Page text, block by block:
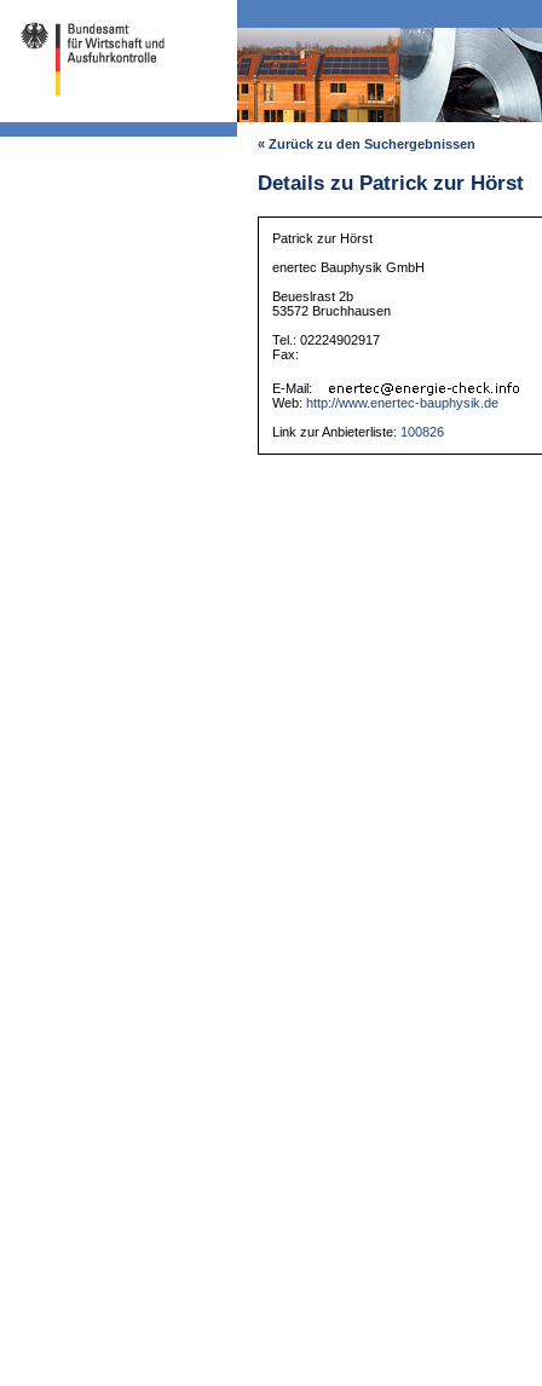
« Zurück zu den Suchergebnissen
Details zu Patrick zur Hörst
Patrick zur Hörst
enertec Bauphysik GmbH
Beueslrast 2b
53572 Bruchhausen
Tel.: 02224902917
Fax:
E-Mail:
Web: http://www.enertec-bauphysik.de
Link zur Anbieterliste:100826